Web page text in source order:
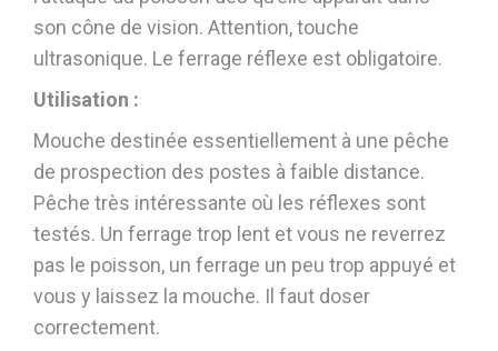
son cône de vision. Attention, touche
ultrasonique. Le ferrage réflexe est obligatoire.
Utilisation :
Mouche destinée essentiellement à une pêche
de prospection des postes à faible distance.
Pêche très intéressante où les réflexes sont
testés. Un ferrage trop lent et vous ne reverrez
pas le poisson, un ferrage un peu trop appuyé et
vous y laissez la mouche. Il faut doser
correctement.